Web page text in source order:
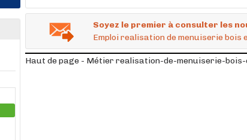
Soyez le premier à consulter les
Emploi realisation de menuiserie bois
Haut de page - Métier realisation-de-menuiserie-